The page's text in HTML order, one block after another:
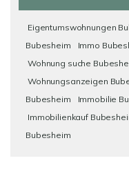
Eigentumswohnungen
Bubesheim
Immo
Wohnung suche
Wohnungsanzeigen
Bubesheim
Immobilie
Immobilienkauf
Bubesheim